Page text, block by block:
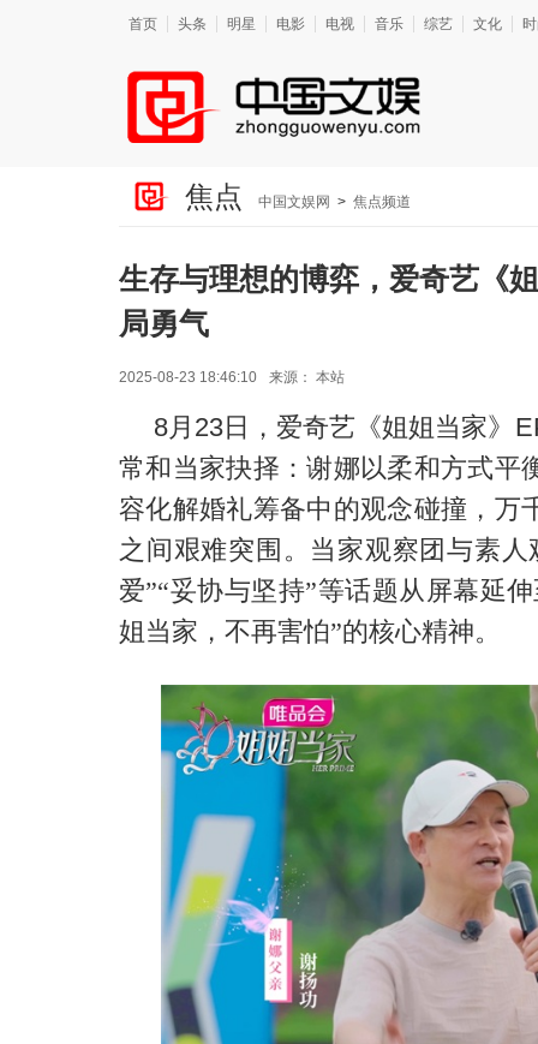
首页 头条 明星 电影 电视 音乐 综艺 文化
焦点 中国文娱网 > 焦点频道
生存与理想的博弈，爱奇艺《
局勇气
2025-08-23 18:46:10 来源： 本站
8月 23日，爱奇艺《姐姐当家》
常和 当家抉择：谢娜以柔和方式平
容化解婚礼筹备中的观念碰撞，万
之 间艰难突围。当家观察团与素
爱”“妥协与坚持”等话题从屏幕延
姐当家，不再害怕”的核心精神。